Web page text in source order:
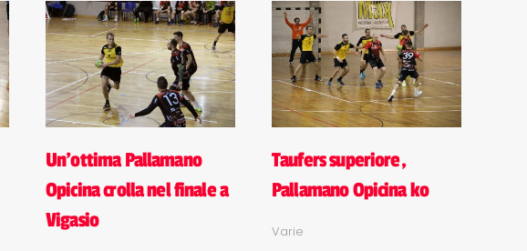
Un'ottima Pallamano
Opicina crolla nel finale a
Vigasio
Taufers superiore,
Pallamano Opicina ko
Varie